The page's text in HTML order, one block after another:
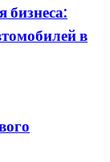
бизнеса:
в